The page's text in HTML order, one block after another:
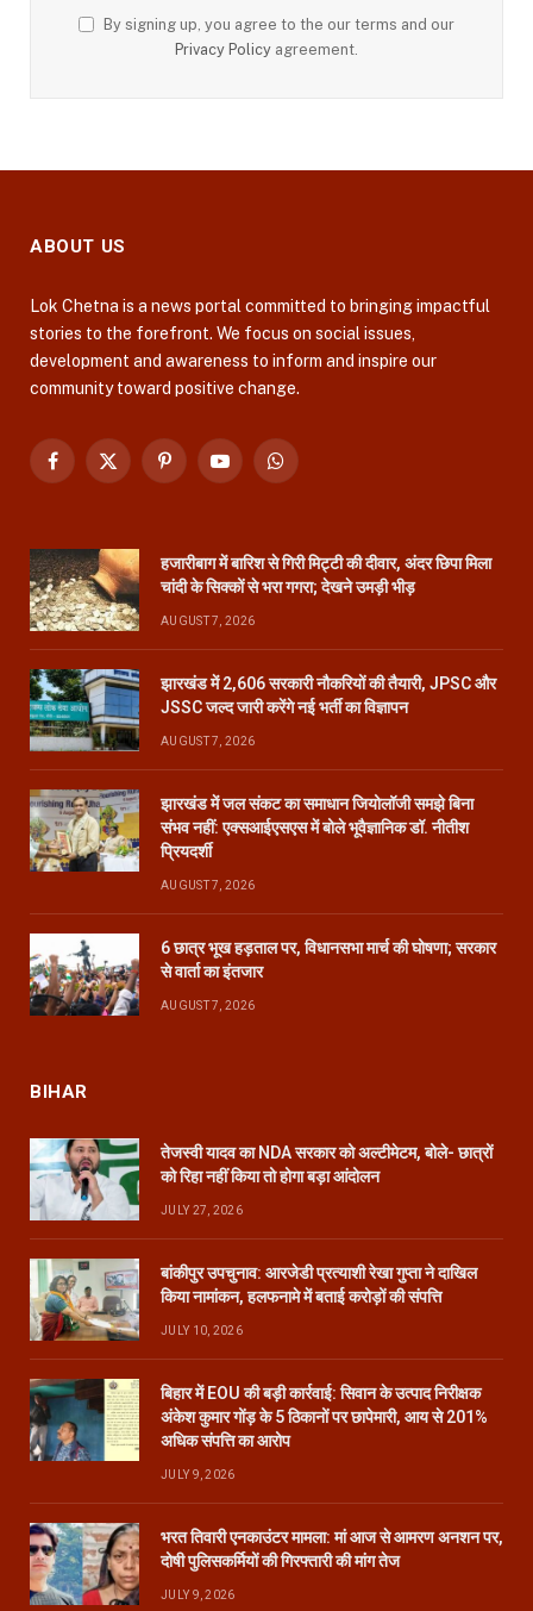
By signing up, you agree to the our terms and our
Privacy Policy agreement.
ABOUT US
Lok Chetna is a news portal committed to bringing impactful
stories to the forefront. We focus on social issues,
development and awareness to inform and inspire our
community toward positive change.
Facebook
X
PinterestYouTubeWhatsApp
हजारीबाग में बारिश से गिरी मिट्टी की दीवार, अंदर छिपा मिला
चांदी के सिक्कों से भरा गगरा; देखने उमड़ी भीड़
AUGUST 7, 2026
झारखंड में 2,606 सरकारी नौकरियों की तैयारी, JPSC और
JSSC जल्द जारी करेंगे नई भर्ती का विज्ञापन
AUGUST 7, 2026
झारखंड में जल संकट का समाधान जियोलॉजी समझे बिना
संभव नहीं: एक्सआईएसएस में बोले भूवैज्ञानिक डॉ. नीतीश
प्रियदर्शी
AUGUST 7, 2026
6 छात्र भूख हड़ताल पर, विधानसभा मार्च की घोषणा; सरकार
से वार्ता का इंतजार
AUGUST 7, 2026
BIHAR
तेजस्वी यादव का NDA सरकार को अल्टीमेटम, बोले- छात्रों
को रिहा नहीं किया तो होगा बड़ा आंदोलन
JULY 27, 2026
बांकीपुर उपचुनाव: आरजेडी प्रत्याशी रेखा गुप्ता ने दाखिल
किया नामांकन, हलफनामे में बताई करोड़ों की संपत्ति
JULY 10, 2026
बिहार में EOU की बड़ी कार्रवाई: सिवान के उत्पाद निरीक्षक
अंकेश कुमार गोंड़ के 5 ठिकानों पर छापेमारी, आय से 201%
अधिक संपत्ति का आरोप
JULY 9, 2026
भरत तिवारी एनकाउंटर मामला: मां आज से आमरण अनशन पर,
दोषी पुलिसकर्मियों की गिरफ्तारी की मांग तेज
JULY 9, 2026